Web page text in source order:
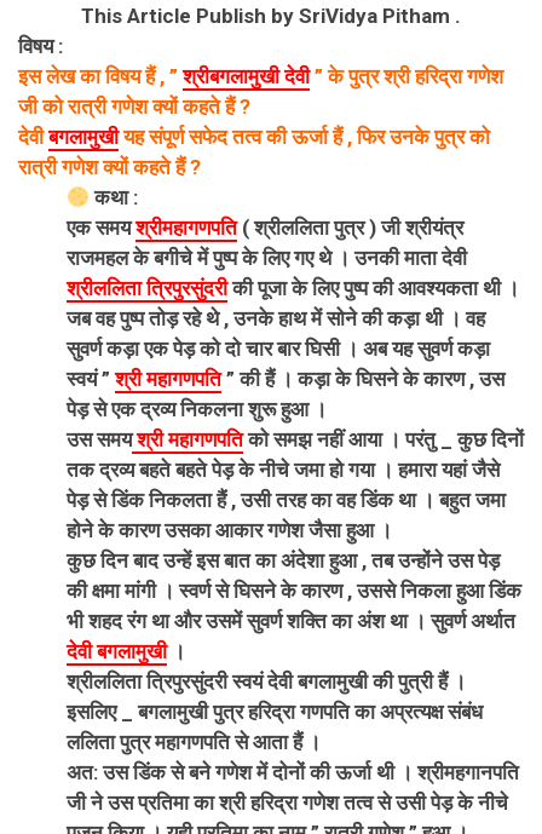
This Article Publish by SriVidya Pitham .
विषय :
इस लेख का विषय हैं , ”श्रीबगलामुखी देवी” के पुत्र श्री हरिद्रा गणेश
जी को रात्री गणेश क्यों कहते हैं ?
देवीबगलामुखीयह संपूर्ण सफेद तत्व की ऊर्जा हैं , फिर उनके पुत्र को
रात्री गणेश क्यों कहते हैं ?
कथा :
एक समयश्रीमहागणपति( श्रीललिता पुत्र ) जी श्रीयंत्र
राजमहल के बगीचे में पुष्प के लिए गए थे । उनकी माता देवी
श्रीललिता त्रिपुरसुंदरीकी पूजा के लिए पुष्प की आवश्यकता थी ।
जब वह पुष्प तोड़ रहे थे , उनके हाथ में सोने की कड़ा थी । वह
सुवर्ण कड़ा एक पेड़ को दो चार बार घिसी । अब यह सुवर्ण कड़ा
स्वयं ”श्री महागणपति” की हैं । कड़ा के घिसने के कारण , उस
पेड़ से एक द्रव्य निकलना शुरू हुआ ।
उस समयश्री महागणपतिको समझ नहीं आया । परंतु _ कुछ दिनों
तक द्रव्य बहते बहते पेड़ के नीचे जमा हो गया । हमारा यहां जैसे
पेड़ से डिंक निकलता हैं , उसी तरह का वह डिंक था । बहुत जमा
होने के कारण उसका आकार गणेश जैसा हुआ ।
कुछ दिन बाद उन्हें इस बात का अंदेशा हुआ , तब उन्होंने उस पेड़
की क्षमा मांगी । स्वर्ण से घिसने के कारण , उससे निकला हुआ डिंक
भी शहद रंग था और उसमें सुवर्ण शक्ति का अंश था । सुवर्ण अर्थात
देवी बगलामुखी।
श्रीललिता त्रिपुरसुंदरी स्वयं देवी बगलामुखी की पुत्री हैं ।
इसलिए _ बगलामुखी पुत्र हरिद्रा गणपति का अप्रत्यक्ष संबंध
ललिता पुत्र महागणपति से आता हैं ।
अत: उस डिंक से बने गणेश में दोनों की ऊर्जा थी । श्रीमहगानपति
जी ने उस प्रतिमा का श्री हरिद्रा गणेश तत्व से उसी पेड़ के नीचे